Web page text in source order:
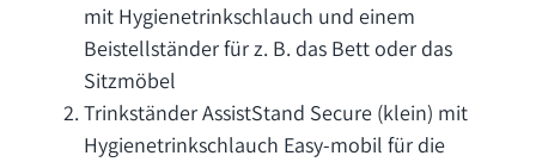
mit Hygienetrinkschlauch und einem
Beistellständer für z. B. das Bett oder das
Sitzmöbel
Trinkständer AssistStand Secure (klein) mit
Hygienetrinkschlauch Easy-mobil für die